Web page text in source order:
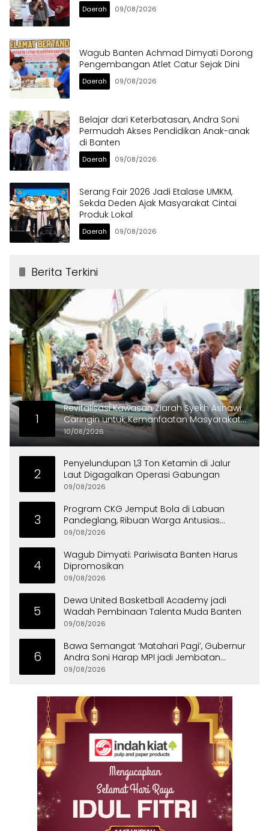
Daerah 09/08/2026
Wagub Banten Achmad Dimyati Dorong
Pengembangan Atlet Catur Sejak Dini
Daerah 09/08/2026
Belajar dari Keterbatasan, Andra Soni
Permudah Akses Pendidikan Anak-anak
di Banten
Daerah 09/08/2026
Serang Fair 2026 Jadi Etalase UMKM,
Sekda Deden Ajak Masyarakat Cintai
Produk Lokal
Daerah 09/08/2026
Berita Terkini
1
Revitalisasi Kawasan Ziarah Syekh Asnawi
Caringin untuk Kemanfaatan Masyarakat
dan Menjaga Nilai Sejarah
10/08/2026
2
Penyelundupan 1,3 Ton Ketamin di Jalur
Laut Digagalkan Operasi Gabungan
09/08/2026
3
Program CKG Jemput Bola di Labuan
Pandeglang, Ribuan Warga Antusias
Periksa Kesehatan
09/08/2026
4
Wagub Dimyati: Pariwisata Banten Harus
Dipromosikan
09/08/2026
5
Dewa United Basketball Academy jadi
Wadah Pembinaan Talenta Muda Banten
09/08/2026
6
Bawa Semangat ‘Matahari Pagi’, Gubernur
Andra Soni Harap MPI jadi Jembatan
Aspirasi Warga Banten
09/08/2026